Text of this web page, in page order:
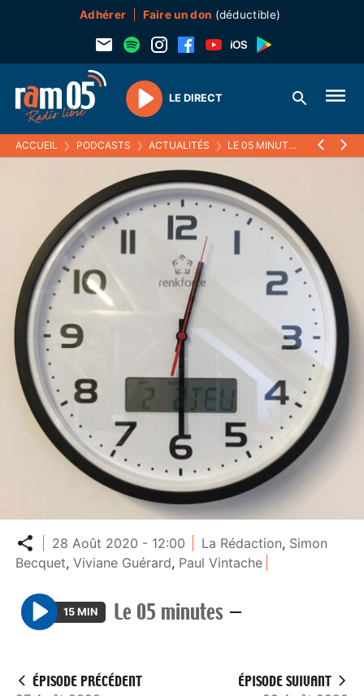
Adhérer Faire un don (déductible)
Play
LE DIRECT
ACCUEIL ❯ PODCASTS ❯ ACTUALITÉS ❯ LE 05 MINUTES
Partager
28 Août 2020 - 12:00 La Rédaction, Simon
Becquet,Viviane Guérard, Paul Vintache
P
y
15 MIN Le 05 minutes —
ÉPISODE PRÉCÉDENT ÉPISODE SUIVANT